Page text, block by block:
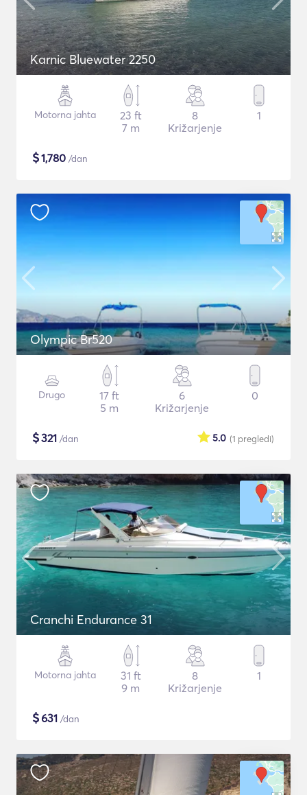
Karnic Bluewater 2250
Motorna jahta
23 ft
7 m
8
Križarjenje
1
$1,780 /dan
Olympic Br520
Drugo
17 ft
5 m
6
Križarjenje
0
$321 /dan (1 pregledi)
5.0
Cranchi Endurance 31
Motorna jahta
31 ft
9 m
8
Križarjenje
1
$631 /dan